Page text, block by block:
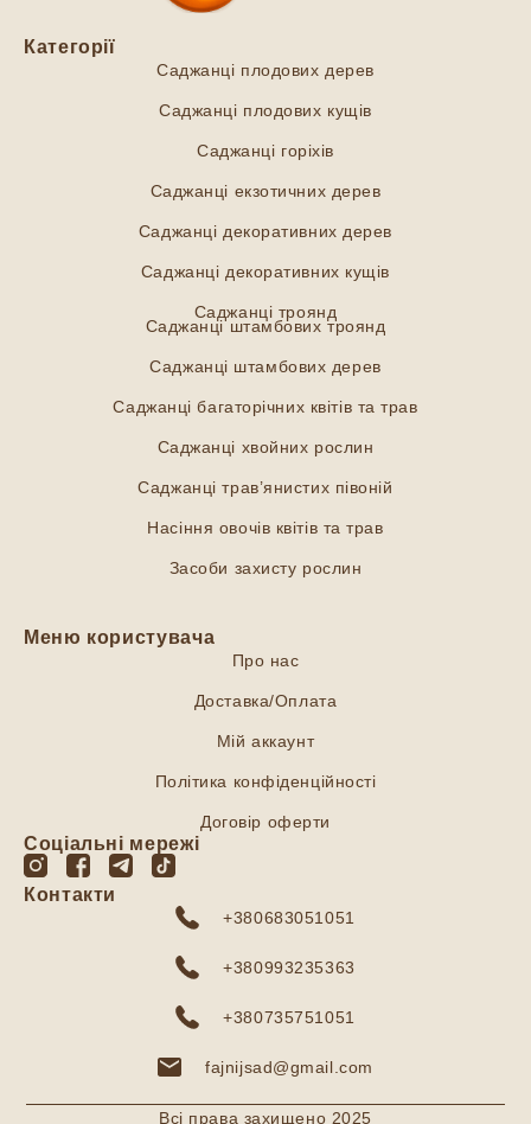
Категорії
Саджанці плодових дерев
Саджанці плодових кущів
Саджанці горіхів
Саджанці екзотичних дерев
Саджанці декоративних дерев
Саджанці декоративних кущів
Саджанці троянд
Саджанці штамбових троянд
Саджанці штамбових дерев
Саджанці багаторічних квітів та трав
Саджанці хвойних рослин
Саджанці трав’янистих півоній
Насіння овочів квітів та трав
Засоби захисту рослин
Меню користувача
Про нас
Доставка/Оплата
Мій аккаунт
Політика конфіденційності
Договір оферти
Соціальні мережі
Контакти
+380683051051
+380993235363
+380735751051
fajnijsad@gmail.com
Всі права захищено 2025